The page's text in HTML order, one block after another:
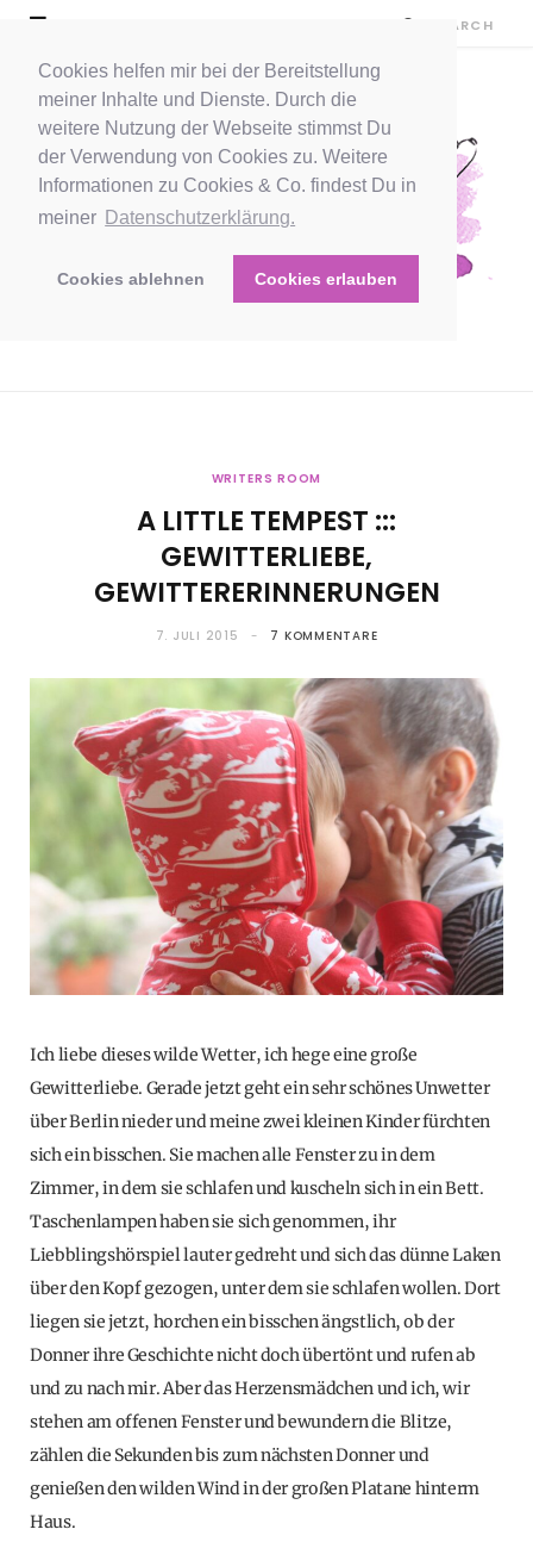
Cookies helfen mir bei der Bereitstellung
meiner Inhalte und Dienste. Durch die
weitere Nutzung der Webseite stimmst Du
der Verwendung von Cookies zu. Weitere
Informationen zu Cookies & Co. findest Du in
meiner Datenschutzerklärung.
Cookies ablehnen Cookies erlauben
WRITERS ROOM
A LITTLE TEMPEST :::
GEWITTERLIEBE,
GEWITTERERINNERUNGEN
7. JULI 2015 7 KOMMENTARE
Ich liebe dieses wilde Wetter, ich hege eine große
Gewitterliebe. Gerade jetzt geht ein sehr schönes Unwetter
über Berlin nieder und meine zwei kleinen Kinder fürchten
sich ein bisschen. Sie machen alle Fenster zu in dem
Zimmer, in dem sie schlafen und kuscheln sich in ein Bett.
Taschenlampen haben sie sich genommen, ihr
Liebblingshörspiel lauter gedreht und sich das dünne Laken
über den Kopf gezogen, unter dem sie schlafen wollen. Dort
liegen sie jetzt, horchen ein bisschen ängstlich, ob der
Donner ihre Geschichte nicht doch übertönt und rufen ab
und zu nach mir. Aber das Herzensmädchen und ich, wir
stehen am offenen Fenster und bewundern die Blitze,
zählen die Sekunden bis zum nächsten Donner und
genießen den wilden Wind in der großen Platane hinterm
Haus.